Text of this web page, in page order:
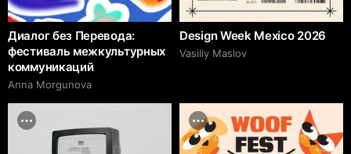
Диалог без Перевода:
фестиваль межкультурных
коммуникаций
Anna Morgunova
Design Week Mexico 2026
Vasiliy Maslov